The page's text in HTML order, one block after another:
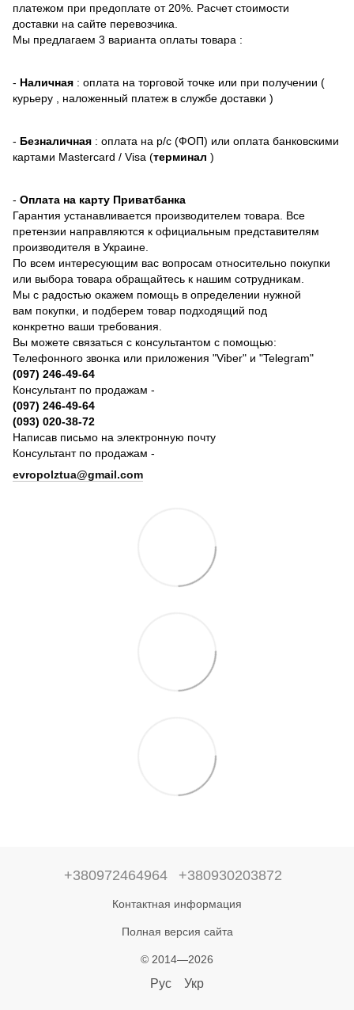
платежом при предоплате от 20%. Расчет стоимости
доставки на сайте перевозчика.
Мы предлагаем 3 варианта оплаты товара :
- Наличная : оплата на торговой точке или при получении (
курьеру , наложенный платеж в службе доставки )
- Безналичная : оплата на р/с (ФОП) или оплата банковскими
картами Mastercard / Visa (терминал )
- Оплата на карту Приватбанка
Гарантия устанавливается производителем товара. Все
претензии направляются к официальным представителям
производителя в Украине.
По всем интересующим вас вопросам относительно покупки
или выбора товара обращайтесь к нашим сотрудникам.
Мы с радостью окажем помощь в определении нужной
вам покупки, и подберем товар подходящий под
конкретно ваши требования.
Вы можете связаться с консультантом с помощью:
Телефонного звонка или приложения "Viber" и "Telegram"
(097) 246-49-64
Консультант по продажам -
(097) 246-49-64
(093) 020-38-72
Написав письмо на электронную почту
Консультант по продажам -
evropolztua@gmail.com
+380972464964 +380930203872
Контактная информация
Полная версия сайта
© 2014—2026
Рус Укр